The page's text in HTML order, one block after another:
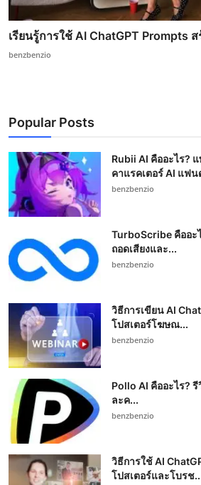
เรียนรู้การใช้ AI ChatGPT Prompts
benzbenzio
Popular Posts
Rubii AI คืออะไร?
คาแรคเตอร์ AI แฟน
benzbenzio
TurboScribe คืออะ
ถอดเสียงและ...
benzbenzio
วิธีการเขียน AI
โปสเตอร์โฆษณ...
benzbenzio
Pollo AI คืออะไร?
ละค...
benzbenzio
วิธีการใช้ AI
โปสเตอร์และโบรช